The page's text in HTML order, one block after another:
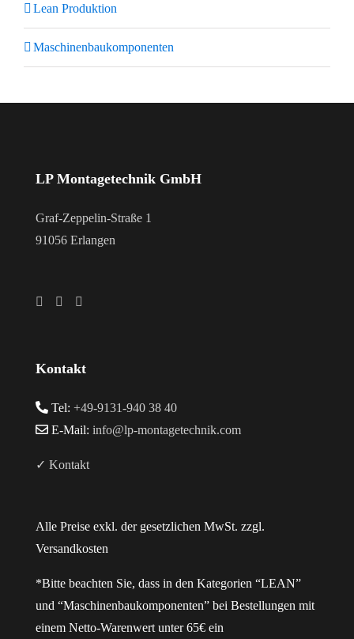
Lean Produktion
Maschinenbaukomponenten
LP Montagetechnik GmbH
Graf-Zeppelin-Straße 1
91056 Erlangen
Kontakt
Tel: +49-9131-940 38 40
E-Mail: info@lp-montagetechnik.com
✓ Kontakt
Alle Preise exkl. der gesetzlichen MwSt. zzgl.
Versandkosten
*Bitte beachten Sie, dass in den Kategorien “LEAN”
und “Maschinenbaukomponenten” bei Bestellungen mit
einem Netto-Warenwert unter 65€ ein